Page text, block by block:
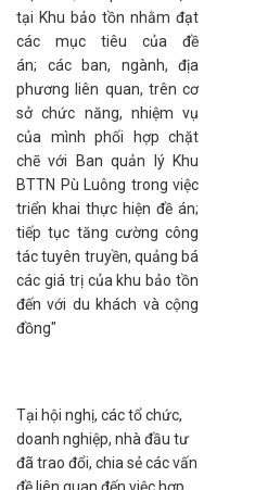
tại Khu bảo tồn nhằm đạt
các mục tiêu của đề
án; các ban, ngành, địa
phương liên quan, trên cơ
sở chức năng, nhiệm vụ
của mình phối hợp chặt
chẽ với Ban quản lý Khu
BTTN Pù Luông trong việc
triển khai thực hiện đề án;
tiếp tục tăng cường công
tác tuyên truyền, quảng bá
các giá trị của khu bảo tồn
đến với du khách và cộng
đồng"
Tại hội nghị, các tổ chức,
doanh nghiệp, nhà đầu tư
đã trao đổi, chia sẻ các vấn